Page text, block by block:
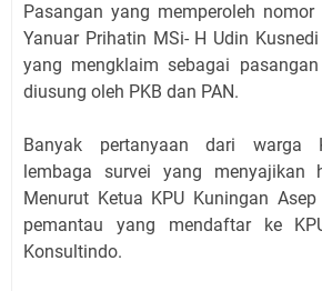
Pasangan yang memperoleh
Yanuar Prihatin MSi- H Udin
yang mengklaim sebagai
diusung oleh PKB dan PAN.
Banyak pertanyaan dari warga
lembaga survei yang menyajikan
Menurut Ketua KPU Kuningan
pemantau yang mendaftar ke
Konsultindo.